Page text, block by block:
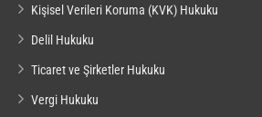
Kişisel Verileri Koruma (KVK) Hukuku
Delil Hukuku
Ticaret ve Şirketler Hukuku
Vergi Hukuku